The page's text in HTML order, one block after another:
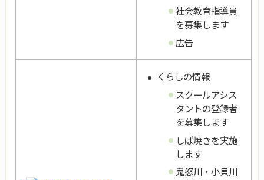
社会教育指導員
を募集します
広告
くらしの情報
スクールアシス
タントの登録者
を募集します
しば焼きを実施
します
鬼怒川・小貝川